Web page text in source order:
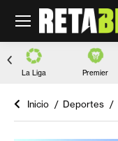
La Liga Premier
Estás aquí:
Inicio Deportes